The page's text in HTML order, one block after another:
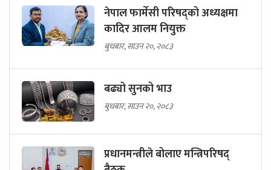
नेपाल फार्मेसी परिषद्को अध्यक्षमा
कादिर आलम नियुक्त
बुधबार, साउन २०, २०८३
बढ्यो सुनको भाउ
बुधबार, साउन २०, २०८३
प्रधानमन्त्रीले बोलाए मन्त्रिपरिषद्